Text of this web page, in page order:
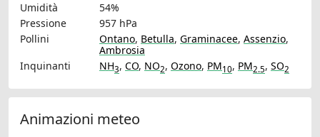
Umidità
54%
Pressione
957 hPa
Pollini
Ontano, Betulla, Graminacee, Assenzio,
Ambrosia
Inquinanti
NH3, CO, NO2, Ozono, PM10, PM2.5, SO2
Animazioni meteo